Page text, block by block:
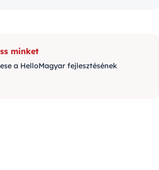
minket
a HelloMagyar fejlesztésének